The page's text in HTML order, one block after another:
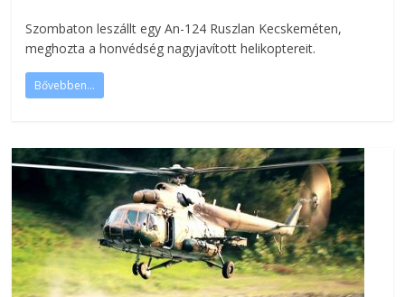
Szombaton leszállt egy An-124 Ruszlan Kecskeméten,
meghozta a honvédség nagyjavított helikoptereit.
Bővebben...